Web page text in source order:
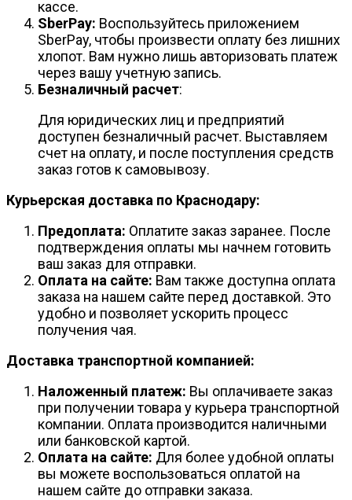
кассе.
SberPay: Воспользуйтесь приложением
SberPay, чтобы произвести оплату без лишних
хлопот. Вам нужно лишь авторизовать платеж
через вашу учетную запись.
Безналичный расчет:
Для юридических лиц и предприятий
доступен безналичный расчет. Выставляем
счет на оплату, и после поступления средств
заказ готов к самовывозу.
Курьерская доставка по Краснодару:
Предоплата: Оплатите заказ заранее. После
подтверждения оплаты мы начнем готовить
ваш заказ для отправки.
Оплата на сайте: Вам также доступна оплата
заказа на нашем сайте перед доставкой. Это
удобно и позволяет ускорить процесс
получения чая.
Доставка транспортной компанией:
Наложенный платеж: Вы оплачиваете заказ
при получении товара у курьера транспортной
компании. Оплата производится наличными
или банковской картой.
Оплата на сайте: Для более удобной оплаты
вы можете воспользоваться оплатой на
нашем сайте до отправки заказа.